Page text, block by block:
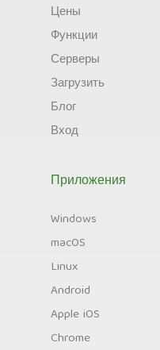
Цены
Функции
Серверы
Загрузить
Блог
Вход
Приложения
Windows
macOS
Linux
Android
Apple iOS
Chrome